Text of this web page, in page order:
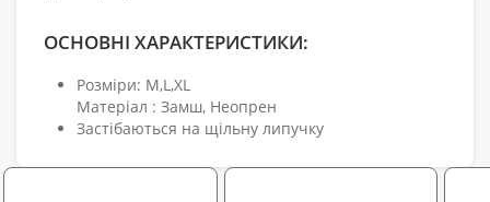
ОСНОВНІ ХАРАКТЕРИСТИКИ:
Розміри: M,L,XL
Матеріал : Замш, Неопрен
Застібаються на щільну липучку